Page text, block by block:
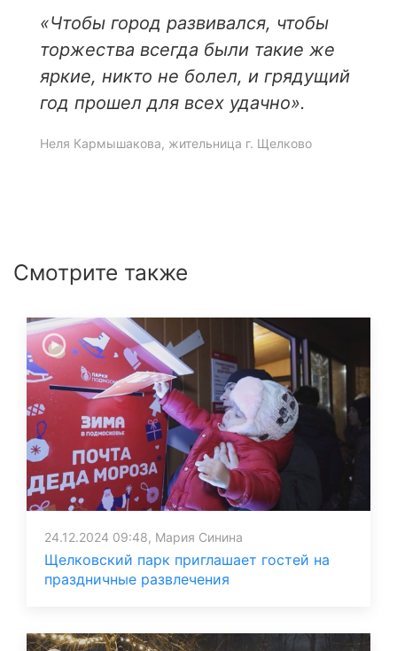
«Чтобы город развивался, чтобы
торжества всегда были такие же
яркие, никто не болел, и грядущий
год прошел для всех удачно».
Неля Кармышакова, жительница г. Щелково
Смотрите также
24.12.2024 09:48, Мария Синина
Щелковский парк приглашает гостей на
праздничные развлечения